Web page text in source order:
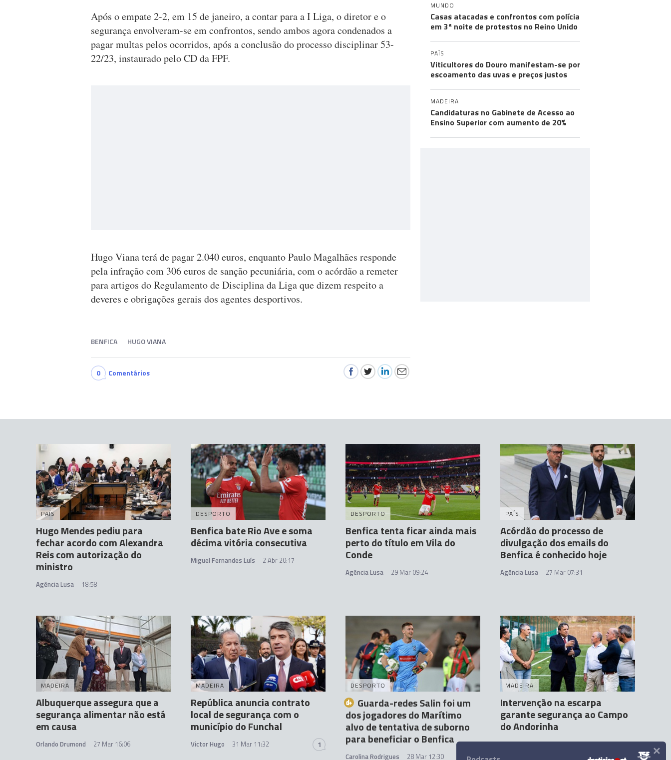
Após o empate 2-2, em 15 de janeiro, a contar para a I Liga, o diretor e o
segurança envolveram-se em confrontos, sendo ambos agora condenados a
pagar multas pelos ocorridos, após a conclusão do processo disciplinar 53-
22/23, instaurado pelo CD da FPF.
Hugo Viana terá de pagar 2.040 euros, enquanto Paulo Magalhães responde
pela infração com 306 euros de sanção pecuniária, com o acórdão a remeter
para artigos do Regulamento de Disciplina da Liga que dizem respeito a
deveres e obrigações gerais dos agentes desportivos.
BENFICA HUGO VIANA
0 Comentários
MUNDO
Casas atacadas e confrontos com polícia
em 3ª noite de protestos no Reino Unido
PAÍS
Viticultores do Douro manifestam-se por
escoamento das uvas e preços justos
MADEIRA
Candidaturas no Gabinete de Acesso ao
Ensino Superior com aumento de 20%
PAÍS
Hugo Mendes pediu para
fechar acordo com Alexandra
Reis com autorização do
ministro
Agência Lusa 18:58
DESPORTO
Benfica bate Rio Ave e soma
décima vitória consecutiva
Miguel Fernandes Luís 2 Abr 20:17
DESPORTO
Benfica tenta ficar ainda mais
perto do título em Vila do
Conde
Agência Lusa 29 Mar 09:24
PAÍS
Acórdão do processo de
divulgação dos emails do
Benfica é conhecido hoje
Agência Lusa 27 Mar 07:31
MADEIRA
Albuquerque assegura que a
segurança alimentar não está
em causa
Orlando Drumond 27 Mar 16:06
MADEIRA
República anuncia contrato
local de segurança com o
município do Funchal
Victor Hugo 31 Mar 11:32 1
DESPORTO
Guarda-redes Salin foi um
dos jogadores do Marítimo
alvo de tentativa de suborno
para beneficiar o Benfica
Carolina Rodrigues 28 Mar 12:30 3
MADEIRA
Intervenção na escarpa
garante segurança ao Campo
do Andorinha
Carolina Rodrigues 30 Mar 20:59 ×